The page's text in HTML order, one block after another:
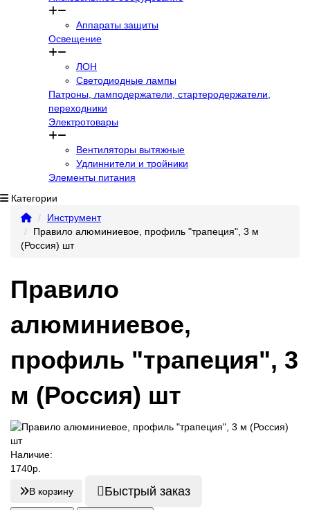
Аппараты защиты
Освещение
ЛОН
Светодиодные лампы
Патроны, ламподержатели, стартеродержатели,
переходники
Электротовары
Вентиляторы вытяжные
Удлиннители и тройники
Элементы питания
Категории
Инструмент
Правило алюминиевое, профиль "трапеция", 3 м
(Россия) шт
Правило
алюминиевое,
профиль "трапеция", 3
м (Россия) шт
Наличие:
1740р.
В корзину Быстрый заказ